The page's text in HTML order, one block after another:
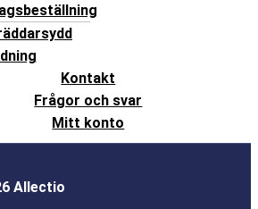
Kontakt
Frågor och svar
Mitt konto
Allectio